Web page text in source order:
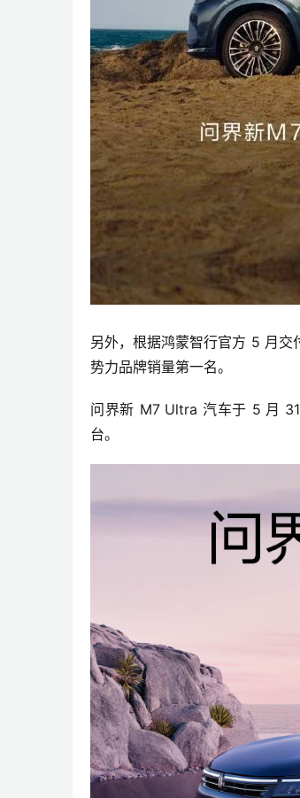
另外，根据鸿蒙智行官方 5 月
势力品牌销量第一名。
问界新 M7 Ultra 汽车于 5 月
台。